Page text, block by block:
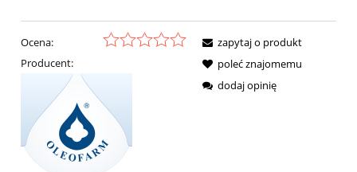
Ocena:
Producent:
zapytaj o produkt
poleć znajomemu
dodaj opinię